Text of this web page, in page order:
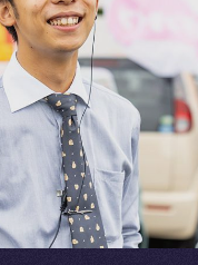
ータース